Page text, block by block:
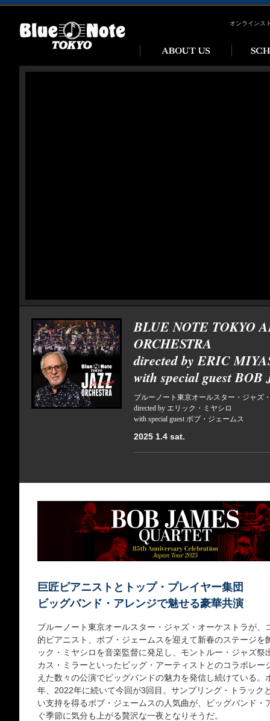
オンラインス
BLUE NOTE TOKYO
ORCHESTRA
directed by ERIC
with special guest BOB
ブルーノート東京オールスター・ジャズ
directed by エリック・ミヤシロ
with special guest ボブ・ジェームス
2025 1.4 sat.
巨匠ピアニストとトップ・プレイヤー集団
ビッグバンド・アレンジで魅せる豪華共演
ブルーノート東京オールスター・ジャズ・オーケストラが
的ピアニスト、ボブ・ジェームスを迎えて新春のステージ
ック・ミヤシロを音楽監督に発足し、モントルー・ジャズ
カス・ミラーといったビッグ・アーティストとのコラボレ
えた数々の公演でビッグバンドの魅力を発信し続けている
年、2022年に続いて今回が3回目。サンプリング・トラック
い支持を得るボブ・ジェームスの人気曲が、ビッグバンド
ぐ季節に気分も上がる贅沢な一夜となりそうだ。